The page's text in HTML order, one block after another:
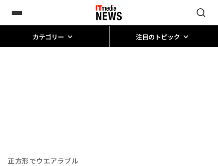
カテゴリー 注目のトピック
正方形でウエアラブル